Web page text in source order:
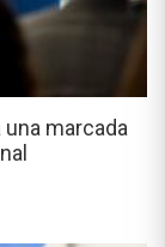
marcada